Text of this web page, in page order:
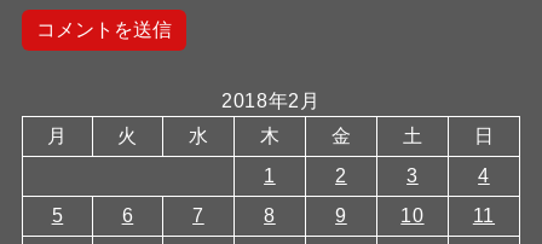
2018年2月
月
火 水 木 金 土
日
1
2 3
4
5
6 7 8 9 10
11